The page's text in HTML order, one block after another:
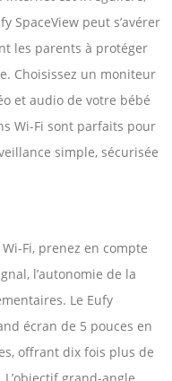
SpaceView peut s’avérer
les parents à protéger
Choisissez un moniteur
et audio de votre bébé
Wi-Fi sont parfaits pour
simple, sécurisée
Fi, prenez en compte
l’autonomie de la
Le Eufy
écran de 5 pouces en
offrant dix fois plus de